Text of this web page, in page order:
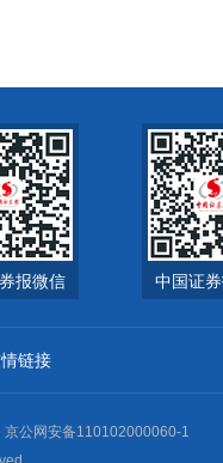
报微信 中国证
链接
公网安备110102000060-1